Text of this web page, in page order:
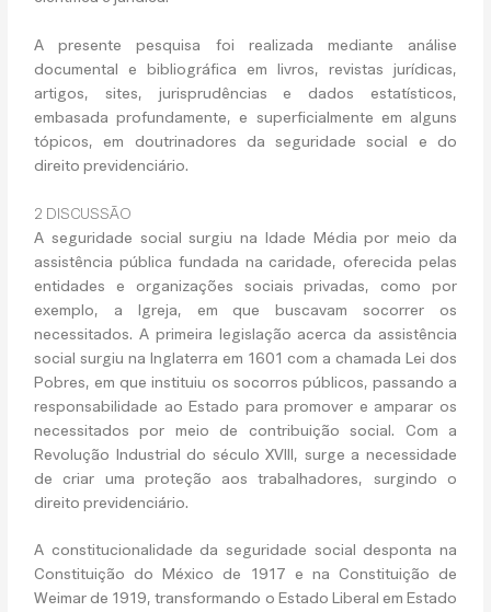
A presente pesquisa foi realizada mediante análise
documental e bibliográfica em livros, revistas jurídicas,
artigos, sites, jurisprudências e dados estatísticos,
embasada profundamente, e superficialmente em alguns
tópicos, em doutrinadores da seguridade social e do
direito previdenciário.
2 DISCUSSÃO
A seguridade social surgiu na Idade Média por meio da
assistência pública fundada na caridade, oferecida pelas
entidades e organizações sociais privadas, como por
exemplo, a Igreja, em que buscavam socorrer os
necessitados. A primeira legislação acerca da assistência
social surgiu na Inglaterra em 1601 com a chamada Lei dos
Pobres, em que instituiu os socorros públicos, passando a
responsabilidade ao Estado para promover e amparar os
necessitados por meio de contribuição social. Com a
Revolução Industrial do século XVIII, surge a necessidade
de criar uma proteção aos trabalhadores, surgindo o
direito previdenciário.
A constitucionalidade da seguridade social desponta na
Constituição do México de 1917 e na Constituição de
Weimar de 1919, transformando o Estado Liberal em Estado